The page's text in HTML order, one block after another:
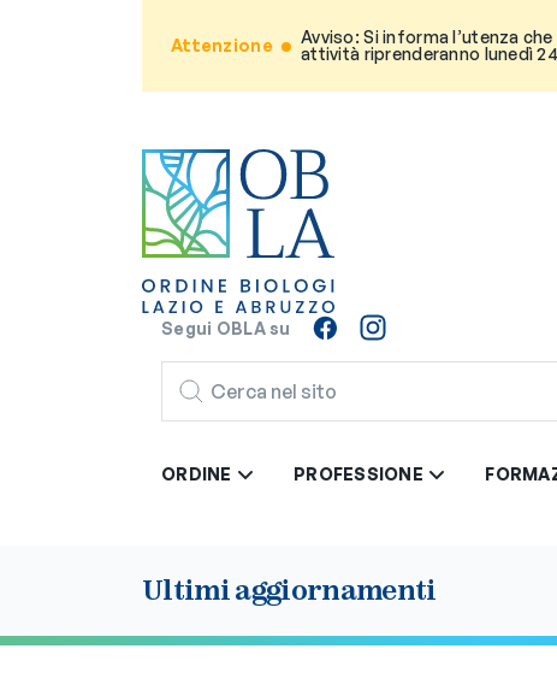
Attenzione
Avviso: Si informa l’utenza
attività riprenderanno lunedì
Segui OBLA su
CERCA
ORDINE PROFESSIONE
Ultimi aggiornamenti